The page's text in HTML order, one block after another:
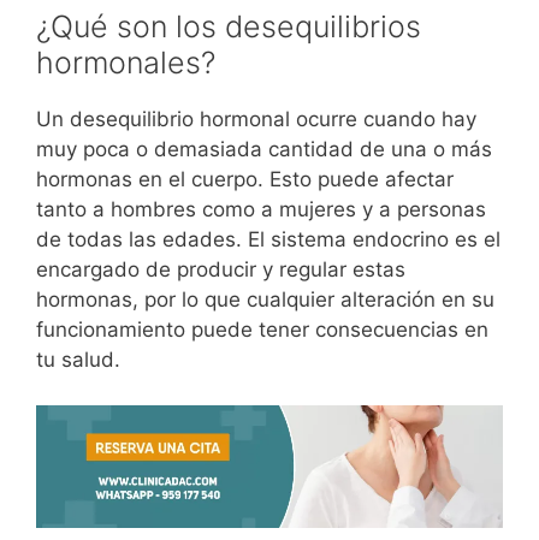
¿Qué son los desequilibrios
hormonales?
Un desequilibrio hormonal ocurre cuando hay
muy poca o demasiada cantidad de una o más
hormonas en el cuerpo. Esto puede afectar
tanto a hombres como a mujeres y a personas
de todas las edades. El sistema endocrino es el
encargado de producir y regular estas
hormonas, por lo que cualquier alteración en su
funcionamiento puede tener consecuencias en
tu salud.